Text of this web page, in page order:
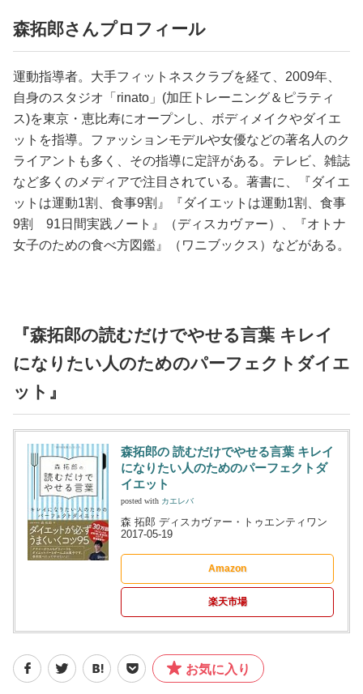
森拓郎さんプロフィール
運動指導者。大手フィットネスクラブを経て、2009年、
自身のスタジオ「rinato」(加圧トレーニング＆ピラティ
ス)を東京・恵比寿にオープンし、ボディメイクやダイエ
ットを指導。ファッションモデルや女優などの著名人のク
ライアントも多く、その指導に定評がある。テレビ、雑誌
など多くのメディアで注目されている。著書に、『ダイエ
ットは運動1割、食事9割』『ダイエットは運動1割、食事
9割 91日間実践ノート』（ディスカヴァー）、『オトナ
女子のための食べ方図鑑』（ワニブックス）などがある。
『森拓郎の読むだけでやせる言葉 キレイ
になりたい人のためのパーフェクトダイエ
ット』
森拓郎の 読むだけでやせる言葉 キレイ
になりたい人のためのパーフェクトダ
イエット
posted with カエレバ
森 拓郎 ディスカヴァー・トゥエンティワン
2017-05-19
Amazon
楽天市場
お気に入り